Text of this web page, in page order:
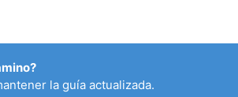
la guía actualizada.